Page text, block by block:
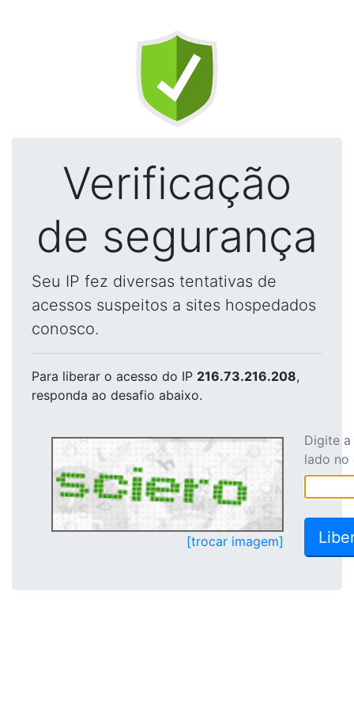
Verificação
de segurança
Seu IP fez diversas tentativas de
acessos suspeitos a sites hospedados
conosco.
Para liberar o acesso do IP 216.73.216.208,
responda ao desafio abaixo.
[trocar imagem]
Digite
lado no